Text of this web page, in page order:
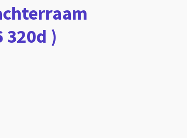
320d )